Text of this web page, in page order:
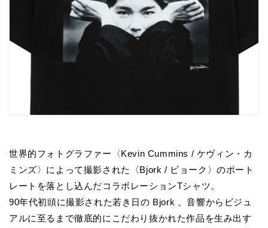
世界的フォトグラファー〈Kevin Cummins / ケヴィン・カ
ミンズ〉によって撮影された〈Bjork / ビョーク〉のポート
レートを落とし込んだコラボレーションTシャツ。
90年代初頭に撮影された若き日の Bjork 。音響からビジュ
アルに至るまで徹底的にこだわり抜かれた作品を生み出す